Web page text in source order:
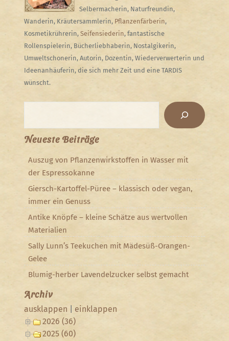
Selbermacherin, Naturfreundin,
Wanderin, Kräutersammlerin, Pflanzenfärberin,
Kosmetikrührerin, Seifensiederin, fantastische
Rollenspielerin, Bücherliebhaberin, Nostalgikerin,
Umweltschonerin, Autorin, Dozentin, Wiederverwerterin und
Ideenanhäuferin, die sich mehr Zeit und eine TARDIS
wünscht.
Neueste Beiträge
Auszug von Pflanzenwirkstoffen in Wasser mit
der Espressokanne
Giersch-Kartoffel-Püree – klassisch oder vegan,
immer ein Genuss
Antike Knöpfe – kleine Schätze aus wertvollen
Materialien
Sally Lunn’s Teekuchen mit Mädesüß-Orangen-
Gelee
Blumig-herber Lavendelzucker selbst gemacht
Archiv
ausklappen
einklappen
2026 (36)
2025 (60)